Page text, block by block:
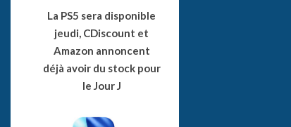
La PS5 sera disponible
jeudi, CDiscount et
Amazon annoncent
déjà avoir du stock pour
le Jour J